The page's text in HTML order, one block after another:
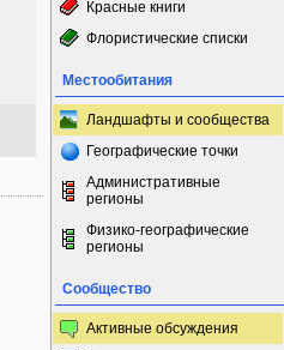
Красные книги
Флористические списки
Местообитания
Ландшафты и сообщества
Географические точки
Административные
регионы
Физико-географические
регионы
Сообщество
Активные обсуждения